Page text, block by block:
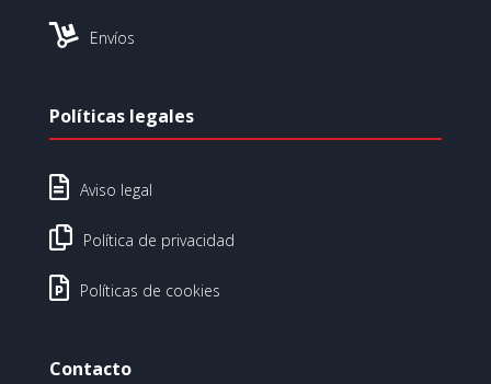
 Envíos
Políticas legales
 Aviso legal
 Política de privacidad
 Políticas de cookies
Contacto